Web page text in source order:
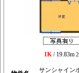
1K/ 19.83m 2
サンシャイン